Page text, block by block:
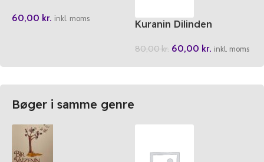
60,00 kr. inkl. moms
Kuranin Dilinden
80,00kr. 60,00 kr. inkl. moms
Bøger i samme genre